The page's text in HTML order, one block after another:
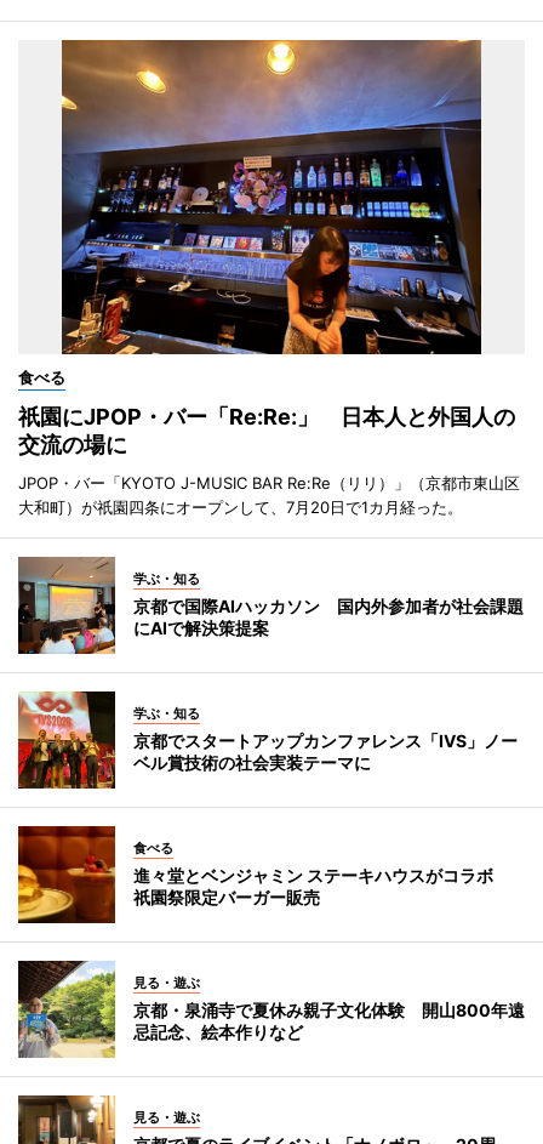
食べる
祇園にJPOP・バー「Re:Re:」 日本人と外国人の
交流の場に
JPOP・バー「KYOTO J-MUSIC BAR Re:Re（リリ）」（京都市東山区
大和町）が祇園四条にオープンして、7月20日で1カ月経った。
学ぶ・知る
京都で国際AIハッカソン 国内外参加者が社会課題
にAIで解決策提案
学ぶ・知る
京都でスタートアップカンファレンス「IVS」ノー
ベル賞技術の社会実装テーマに
食べる
進々堂とベンジャミン ステーキハウスがコラボ
祇園祭限定バーガー販売
見る・遊ぶ
京都・泉涌寺で夏休み親子文化体験 開山800年遠
忌記念、絵本作りなど
見る・遊ぶ